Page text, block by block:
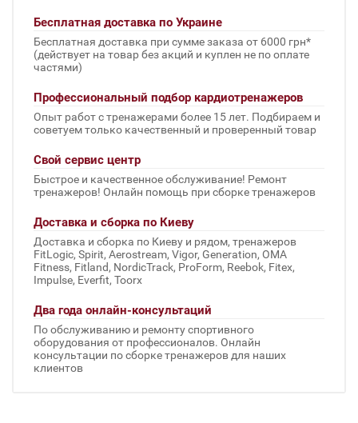
Бесплатная доставка по Украине
Бесплатная доставка при сумме заказа от 6000 грн*
(действует на товар без акций и куплен не по оплате
частями)
Профессиональный подбор кардиотренажеров
Опыт работ с тренажерами более 15 лет. Подбираем и
советуем только качественный и проверенный товар
Свой сервис центр
Быстрое и качественное обслуживание! Ремонт
тренажеров! Онлайн помощь при сборке тренажеров
Доставка и сборка по Киеву
Доставка и сборка по Киеву и рядом, тренажеров
FitLogic, Spirit, Aerostream, Vigor, Generation, OMA
Fitness, Fitland, NordicTrack, ProForm, Reebok, Fitex,
Impulse, Everfit, Toorx
Два года онлайн-консультаций
По обслуживанию и ремонту спортивного
оборудования от профессионалов. Онлайн
консультации по сборке тренажеров для наших
клиентов